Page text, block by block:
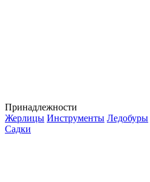
Принадлежности
Жерлицы Инструменты Ледобуры
Садки